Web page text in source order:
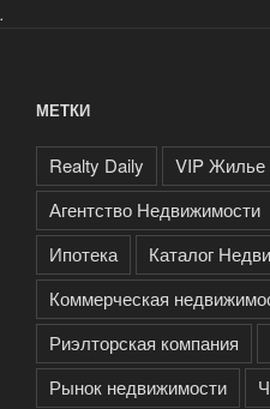
.
МЕТКИ
Realty Daily
VIP Жилье
Агентство Недвижимости
Ипотека
Каталог
Коммерческая
Риэлторская компания
Рынок недвижимости